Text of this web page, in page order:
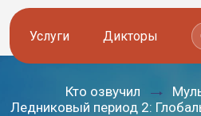
Услуги
Озвучка видео
Дикторы
Иностранные
Кто озвучил
Ледниковый период 2: